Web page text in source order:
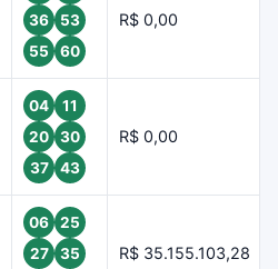
36
53
55
60
R$ 0,00
04
11
20
30
37
43
R$ 0,00
06
25
27
35
R$ 35.155.103,28